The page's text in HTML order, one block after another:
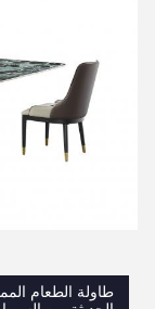
طاولة الطعام